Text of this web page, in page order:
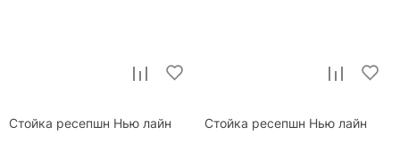
Стойка ресепшн Нью лайн Стойка ресепшн Нью лайн